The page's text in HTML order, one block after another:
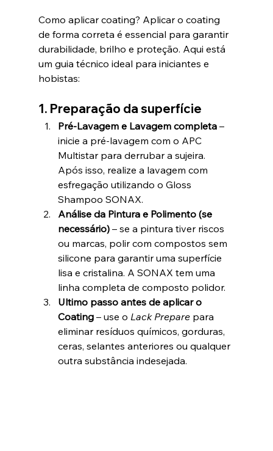
Como aplicar coating? Aplicar o coating
de forma correta é essencial para garantir
durabilidade, brilho e proteção. Aqui está
um guia técnico ideal para iniciantes e
hobistas:
1. Preparação da superfície
Pré-Lavagem e Lavagem completa –
inicie a pré-lavagem com o APC
Multistar para derrubar a sujeira.
Após isso, realize a lavagem com
esfregação utilizando o Gloss
Shampoo SONAX.
Análise da Pintura e Polimento (se
necessário) – se a pintura tiver riscos
ou marcas, polir com compostos sem
silicone para garantir uma superfície
lisa e cristalina. A SONAX tem uma
linha completa de composto polidor.
Ultimo passo antes de aplicar o
Coating – use o Lack Prepare para
eliminar resíduos químicos, gorduras,
ceras, selantes anteriores ou qualquer
outra substância indesejada.